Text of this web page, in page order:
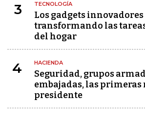
3 TECNOLOGÍA
Los gadgets innovadores
transformando las
del hogar
4 HACIENDA
Seguridad, grupos
embajadas, las primeras
presidente